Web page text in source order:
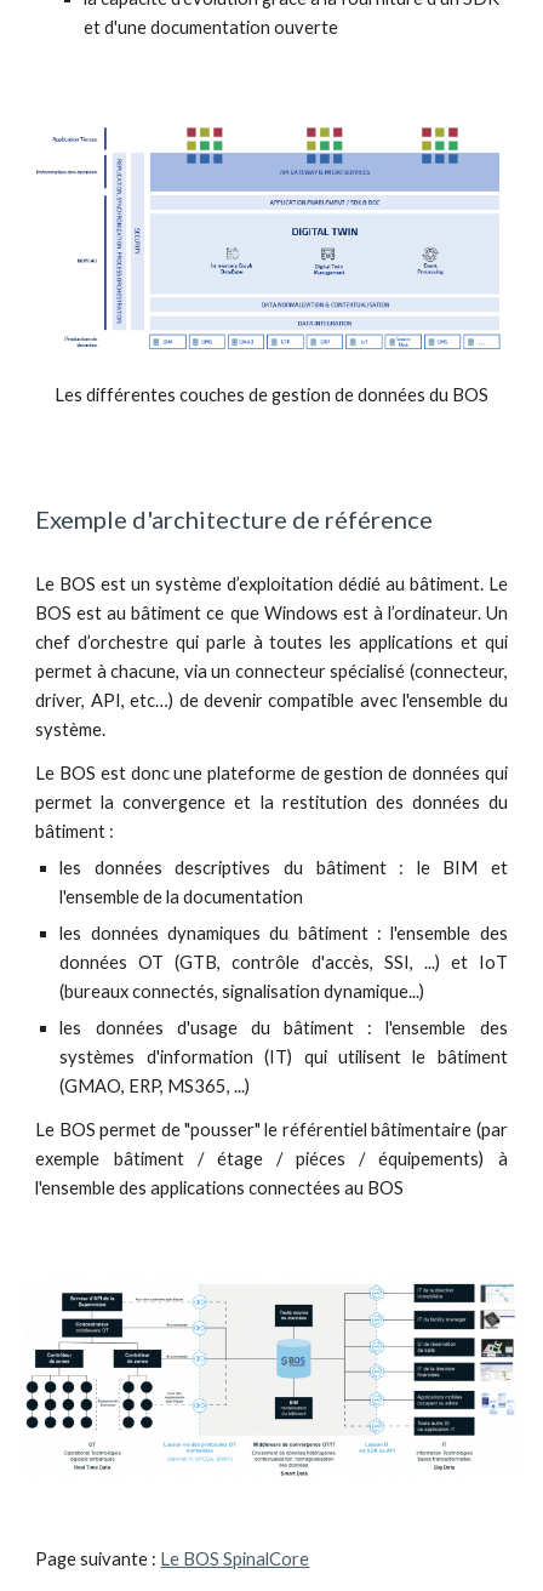
et d'une documentation ouverte
Les différentes couches de gestion de données du BOS
Exemple d'architecture de référence
Le BOS est un système d’exploitation dédié au bâtiment. Le
BOS est au bâtiment ce que Windows est à l’ordinateur. Un
chef d’orchestre qui parle à toutes les applications et qui
permet à chacune, via un connecteur spécialisé (connecteur,
driver, API, etc…) de devenir compatible avec l'ensemble du
système.
Le BOS est donc une plateforme de gestion de données qui
permet la convergence et la restitution des données du
bâtiment :
les données descriptives du bâtiment : le BIM et
l'ensemble de la documentation
les données dynamiques du bâtiment : l'ensemble des
données OT (GTB, contrôle d'accès, SSI, ...) et IoT
(bureaux connectés, signalisation dynamique...)
les données d'usage du bâtiment : l'ensemble des
systèmes d'information (IT) qui utilisent le bâtiment
(GMAO, ERP, MS365, ...)
Le BOS permet de "pousser" le référentiel bâtimentaire (par
exemple bâtiment / étage / piéces / équipements) à
l'ensemble des applications connectées au BOS
Page suivante : Le BOS SpinalCore